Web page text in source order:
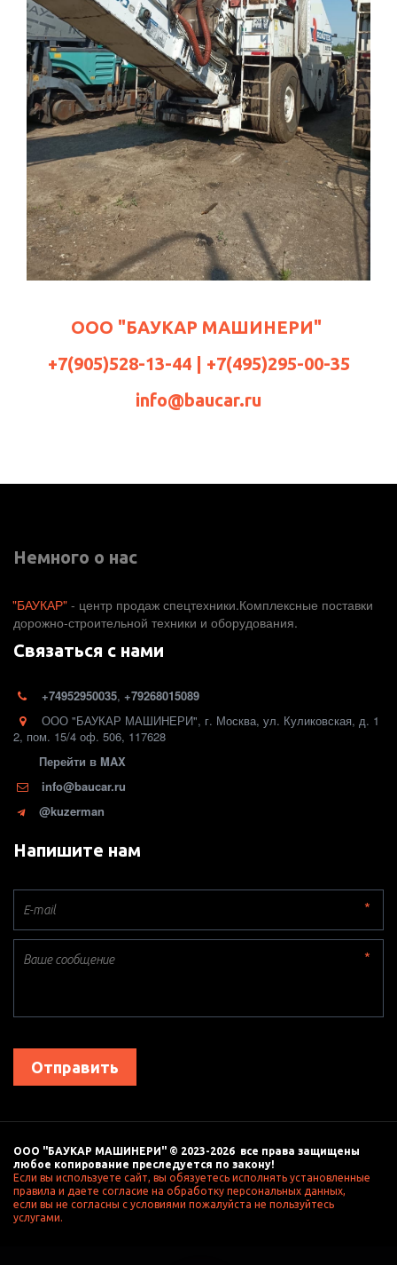
ООО "БАУКАР МАШИНЕРИ"
+7(905)528-13-44 | +7(495)295-00-35
info@baucar.ru
Немного о нас
"БАУКАР" - центр продаж спецтехники.Комплексные поставки
дорожно-строительной техники и оборудования.
Связаться с нами
+74952950035, +79268015089
ООО "БАУКАР МАШИНЕРИ", г. Москва, ул. Куликовская, д. 1
2, пом. 15/4 оф. 506, 117628
Перейти в MAX
info@baucar.ru
@kuzerman
Напишите нам
*
*
Отправить
ООО "БАУКАР МАШИНЕРИ" © 2023-2026  все права защищены
любое копирование преследуется по закону!
Если вы используете сайт, вы обязуетесь исполнять установленные
правила и даете согласие на обработку персональных данных,
если вы не согласны с условиями пожалуйста не пользуйтесь
услугами.